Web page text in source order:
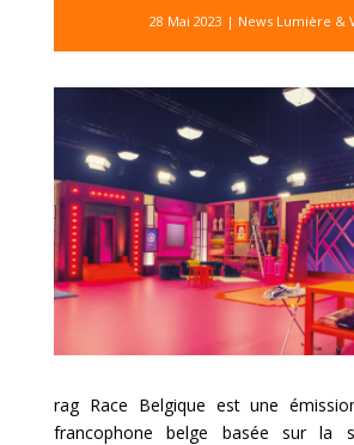
28 Mai 2023 | News Lumière &
rag Race Belgique est une
francophone belge basée sur la